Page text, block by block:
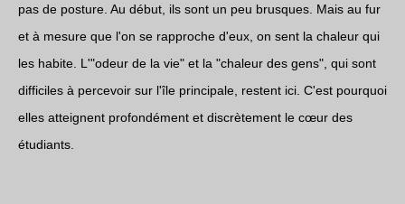
pas de posture. Au début, ils sont un peu brusques. Mais au fur
et à mesure que l'on se rapproche d'eux, on sent la chaleur qui
les habite. L'"odeur de la vie" et la "chaleur des gens", qui sont
difficiles à percevoir sur l'île principale, restent ici. C'est pourquoi
elles atteignent profondément et discrètement le cœur des
étudiants.